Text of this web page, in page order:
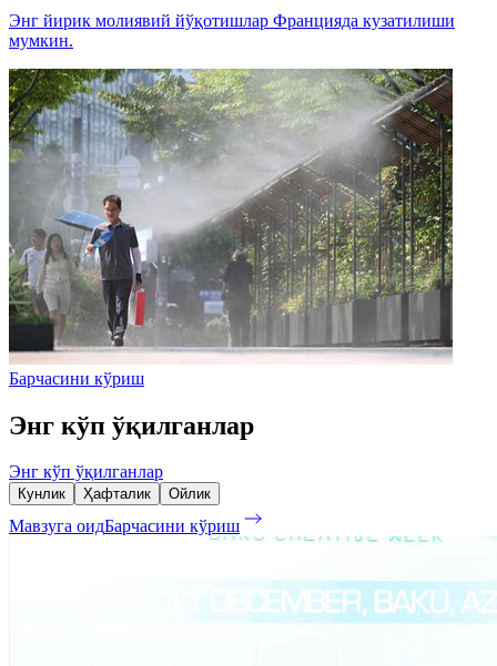
Энг йирик молиявий йўқотишлар Францияда кузатилиши
мумкин.
Барчасини кўриш
Энг кўп ўқилганлар
Энг кўп ўқилганлар
Кунлик Ҳафталик Ойлик
Мавзуга оидБарчасини кўриш